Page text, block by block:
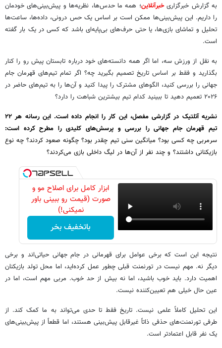
به گزارش خبرگزاریخبرآنلاین؛ همه ما حدس‌ها، نظریه‌ها و پیش‌بینی‌های خودمان
را داریم. این پیش‌بینی‌ها ممکن است بر اساس یک حس درونی، داده‌ها، ساعت‌ها
تحلیل و تماشای بازی‌ها، یا حتی حرف‌های بی‌پایه‌ای باشد که کسی در یک بار گفته
است.
به نقل از ورزش سه، اما اگر همه دانسته‌های خود درباره تابستان پیش رو را کنار
بگذارید و فقط بر اساس تاریخ تصمیم بگیرید چه؟ اگر تمام تیم‌های قهرمان جام
جهانی را بررسی کنید، الگوهای مشترک را پیدا کنید و آن‌ها را به تیم‌های حاضر در
۲۰۲۶ تعمیم دهید تا ببینید کدام تیم بیشترین شباهت را دارد؟
نشریه آتلتیک در گزارشی مفصل، این کار را انجام داده است. این رسانه هر ۲۲
تیم قهرمان جام جهانی را بررسی و پرسش‌های کلیدی را مطرح کرده است:
سرمربی چه کسی بود؟ میانگین سنی تیم چقدر بود؟ چگونه صعود کردند؟ چه نوع
بازیکنانی داشتند؟ و چند نفر از آن‌ها در لیگ داخلی بازی می‌کردند؟
ابزار کامل برای اصلاح مو و
صورت (قیمت رو ببینی باور
نمیکنی!)
باتخفیف بخر
نتیجه این است که برخی عوامل برای قهرمانی در جام جهانی حیاتی‌اند و برخی
دیگر نه. مهم نیست در تورنمنت قبلی چطور عمل کرده‌اید، اما محل تولد بازیکنان
اهمیت دارد. باید خوب باشید، اما نه بیش از حد خوب. مربی مهم است، اما در
عین حال خیلی هم تعیین‌کننده نیست.
این تحلیل کاملاً علمی نیست. تاریخ فقط تا حدی می‌تواند به ما کمک کند. از
طرفی تورنمنت‌های حذفی ذاتاً غیرقابل پیش‌بینی هستند، اما قطعاً از پیش‌بینی‌های
یک نفر قابل اعتمادتر است.